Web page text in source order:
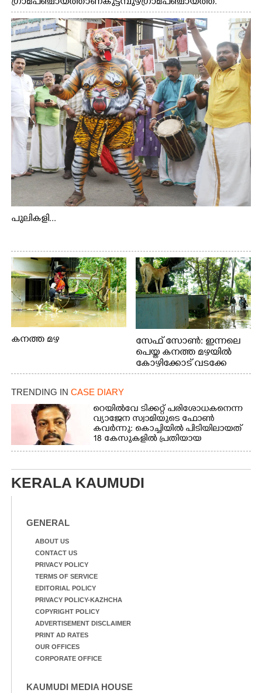
ആദിവാസി ഊരുകളായ വെള്ളാരംകുത്ത്, കത്തിപ്പാറ,
ഉറിയംപെട്ടി, തേക്കല്ല്, വെട്ടിക്കല്ല്, മഞ്ചപ്പാറ എന്നീ ആറു
സ്ഥലങ്ങളിലേക്കുള്ള പ്രധാന സഞ്ചാര മാർഗമാണ് ഈ
കാണുന്ന കടത്ത് വള്ളം
പുലികളി...
കനത്ത മഴ
സേഫ് സോൺ: ഇന്നലെ
പെയ്ത കനത്ത മഴയിൽ
കോഴിക്കോട് വടക്കേ
വയലിൽ വെള്ളം
വെള്ളത്തിലൂടെ
നടന്നുവരുന്നവരെ
മതിലിനു മുകളിൽ നോക്കി
നിൽക്കുന്ന
നായ. ഫോട്ടോ: കെ.വിശ്വജി
TRENDING IN CASE DIARY
റെയിൽവേ ടിക്കറ്റ് പരിശോധകനെന്ന
വ്യാജേന സ്വാമിയുടെ ഫോൺ
കവർന്നു: കൊച്ചിയിൽ പിടിയിലായത്
18 കേസുകളിൽ പ്രതിയായ
തട്ടിപ്പുവീരൻ
KERALA KAUMUDI
GENERAL
ABOUT US
CONTACT US
PRIVACY POLICY
TERMS OF SERVICE
EDITORIAL POLICY
PRIVACY POLICY-KAZHCHA
COPYRIGHT POLICY
ADVERTISEMENT DISCLAIMER
PRINT AD RATES
OUR OFFICES
CORPORATE OFFICE
KAUMUDI MEDIA HOUSE